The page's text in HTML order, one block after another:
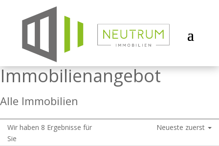
Immobilien­angebot
Alle Immobilien
Wir haben 8 Ergebnisse für
Sie
Neueste zuerst